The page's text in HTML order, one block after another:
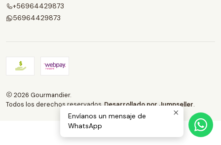
+56964429873
56964429873
2026 Gourmandier.
Todos los derechos reservados.Desarrollado por Jumpseller.
Envíanos un mensaje de
WhatsApp